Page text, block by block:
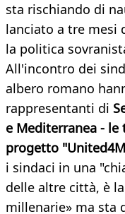
sta rischiando di
lanciato a tre mesi
la politica
All'incontro dei
albero romano
rappresentanti di
e Mediterranea - le
progetto
i sindaci in una
delle altre città, è
millenarie» ma sta